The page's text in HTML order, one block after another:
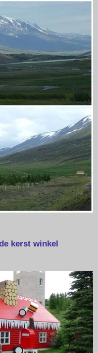
kerst winkel